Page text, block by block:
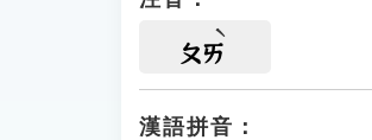
ㄆㄞ
漢語拼音：